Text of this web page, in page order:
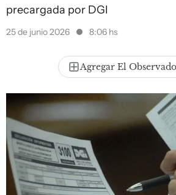
precargada por DGI
25 de junio 2026 8:06 hs
Agregar El